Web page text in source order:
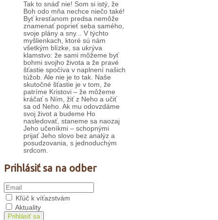
Tak to snáď nie! Som si istý, že
Boh odo mňa nechce niečo také!
Byť kresťanom predsa nemôže
znamenať poprieť seba samého,
svoje plány a sny... V týchto
myšlienkach, ktoré sú nám
všetkým blízke, sa ukrýva
klamstvo: že sami môžeme byť
bohmi svojho života a že pravé
šťastie spočíva v naplnení našich
túžob. Ale nie je to tak. Naše
skutočné šťastie je v tom, že
patríme Kristovi – že môžeme
kráčať s Ním, žiť z Neho a učiť
sa od Neho. Ak mu odovzdáme
svoj život a budeme Ho
nasledovať, staneme sa naozaj
Jeho učeníkmi – schopnými
prijať Jeho slovo bez analýz a
posudzovania, s jednoduchým
srdcom.
Prihlásiť sa na odber
Kľúč k víťazstvám
Aktuality
Prihlásiť sa